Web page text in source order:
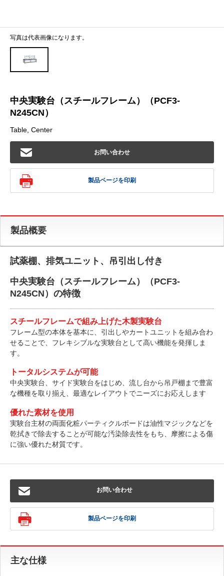
写真は代表画像になります。
中央実験台（スチールフレーム）（PCF3-
N245CN）
Table, Center
お問い合わせ
製品ページを印刷
製品概要
試薬棚、排気ユニット、吊引出し付き
中央実験台（スチールフレーム）（PCF3-
N245CN）の特徴
スチールフレームで組み上げた木製実験台
フレーム型の本体を基本に、引出しやカートユニットを組み合わ
せることで、フレキシブルな実験台として高い機能を発揮しま
す。
トータルシステムが可能
中央実験台、サイド実験台をはじめ、流し台から吊戸棚まで豊富
な機種を取り揃え、最適なレイアウトでニーズにお応えします
優れた素材を使用
実験台主材の両面化粧パーティクルボードは油性マジックなどを
乾拭きで除去することが可能な汚染除去性をもち、摩擦による傷
に強い優れた材質です。
お問い合わせ
製品ページを印刷
主な仕様